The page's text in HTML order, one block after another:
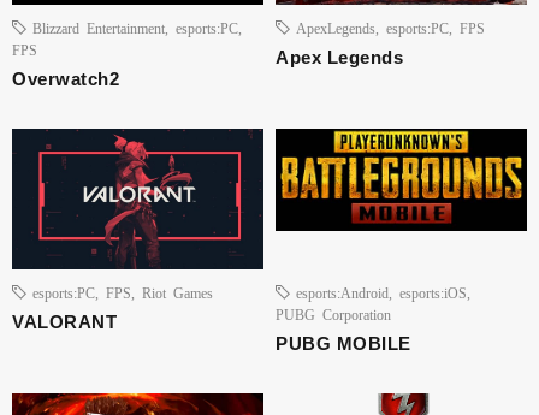
Blizzard Entertainment esports:PC
FPS
Overwatch2
ApexLegends esports:PC FPS
Apex Legends
esports:PC FPS Riot Games
VALORANT
esports:Android esports:iOS
PUBG Corporation
PUBG MOBILE